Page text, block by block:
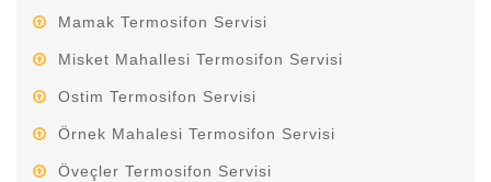
Mamak Termosifon Servisi
Misket Mahallesi Termosifon Servisi
Ostim Termosifon Servisi
Örnek Mahalesi Termosifon Servisi
Öveçler Termosifon Servisi